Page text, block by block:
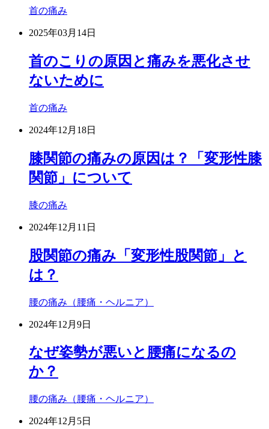
首の痛み
2025年03月14日
首のこりの原因と痛みを悪化させ
ないために
首の痛み
2024年12月18日
膝関節の痛みの原因は？「変形性膝
関節」について
膝の痛み
2024年12月11日
股関節の痛み「変形性股関節」と
は？
腰の痛み（腰痛・ヘルニア）
2024年12月9日
なぜ姿勢が悪いと腰痛になるの
か？
腰の痛み（腰痛・ヘルニア）
2024年12月5日